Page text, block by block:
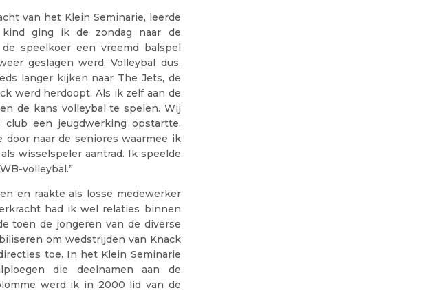
van het Klein Seminarie, leerde
ging ik de zondag naar de
speelkoer een vreemd balspel
geslagen werd. Volleybal dus,
langer kijken naar The Jets, de
werd herdoopt. Als ik zelf aan de
de kans volleybal te spelen. Wij
club een jeugdwerking opstartte.
naar de seniores waarmee ik
wisselspeler aantrad. Ik speelde
volleybal.”
en raakte als losse medewerker
had ik wel relaties binnen
toen de jongeren van de diverse
om wedstrijden van Knack
toe. In het Klein Seminarie
die deelnamen aan de
werd ik in 2000 lid van de